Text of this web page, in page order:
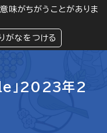
味がちがうことがありま
がなをつける
支援
緊急情報
」2023年2